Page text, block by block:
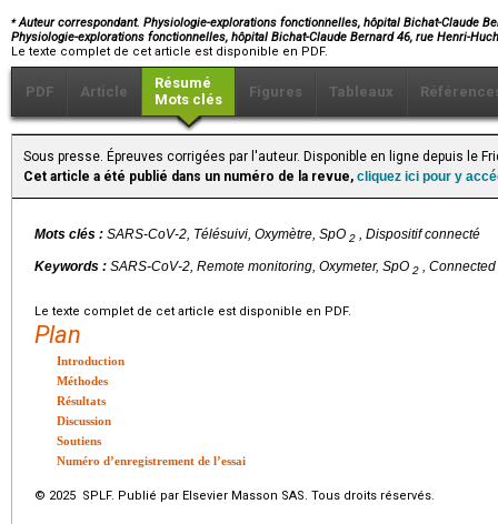
⁎Auteur correspondant. Physiologie-explorations fonctionnelles, hôpital Bichat-Claude
Physiologie-explorations fonctionnelles, hôpital Bichat-Claude Bernard 46, rue Henri-
Le texte complet de cet article est disponible en PDF.
PDF Article
Résumé
Mots clés
Figures Tableaux
Sous presse. Épreuves corrigées par l'auteur. Disponible en ligne depuis le
Cet article a été publié dans un numéro de la revue, cliquez ici pour y
Mots clés : SARS-CoV-2, Télésuivi, Oxymètre, SpO 2 , Dispositif connecté
Keywords : SARS-CoV-2, Remote monitoring, Oxymeter, SpO 2 ,
Le texte complet de cet article est disponible en PDF.
Plan
Introduction
Méthodes
Résultats
Discussion
Soutiens
Numéro d’enregistrement de l’essai
© 2025 SPLF. Publié par Elsevier Masson SAS. Tous droits réservés.